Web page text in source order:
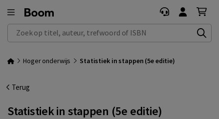
Zoek op titel, auteur, trefwoord of ISBN
Hoger onderwijs Statistiek in stappen (5e editie)
Terug
Statistiek in stappen (5e editie)